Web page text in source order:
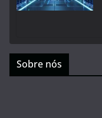
Sobre nós